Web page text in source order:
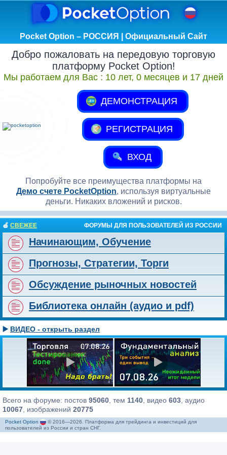
Pocket Option – РОССИЯ | Официальный Сайт
Добро пожаловать на передовую торговую
платформу Pocket Option!
Мы работаем для Вас : 10 лет, 0 месяцев и 17 дней
ДЕМОНСТРАЦИЯ
РЕГИСТРАЦИЯ
ВХОД
Попробуйте все преимущества платформы на
Демо счете PocketOption, используя виртуальные
деньги. Никаких вложений и рисков.
🍏 СВЕЖЕЕ ФОРУМЫ ДЛЯ ПОЛЬЗОВАТЕЛЕЙ ИЗ РОССИИ
Начинающим, Обучение
Прогнозы, Стратегии, Торги
Обсуждение рыночных новостей
Библиотека онлайн (аудио и pdf)
▶️ ВИДЕО - открыть раздел
Всего на форуме: постов 95060 , тем 1140 , видео 603 , аудио
10067 , изображений 20775
Pocket Option
© 2016—2026. Платформа для трейдинга и инвестиций для
пользователей из России и стран СНГ.